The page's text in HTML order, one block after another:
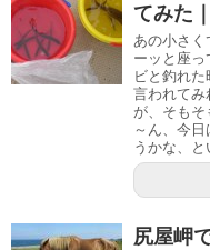
てみた
あの小さ
ーッと座
ビと釣れた
言われてみ
が、そもそ
～ん、今
うかな、
尻屋岬